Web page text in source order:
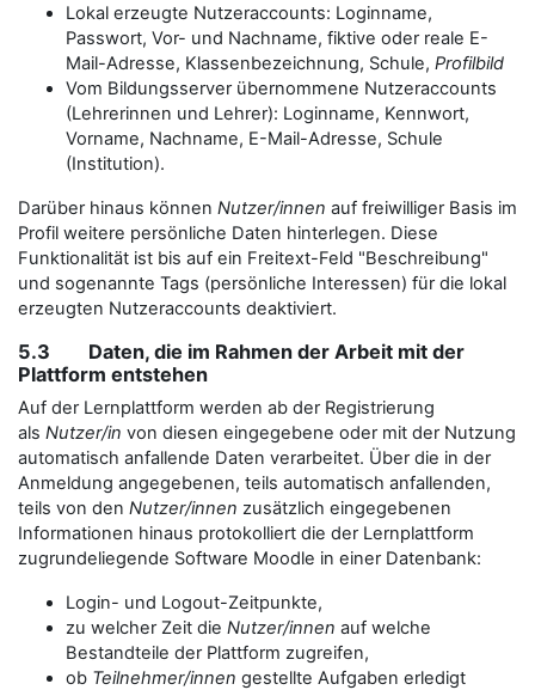
Lokal erzeugte Nutzeraccounts: Loginname,
Passwort, Vor- und Nachname, fiktive oder reale E-
Mail-Adresse, Klassenbezeichnung, Schule, Profilbild
Vom Bildungsserver übernommene Nutzeraccounts
(Lehrerinnen und Lehrer): Loginname, Kennwort,
Vorname, Nachname, E-Mail-Adresse, Schule
(Institution).
Darüber hinaus können Nutzer/innen auf freiwilliger Basis im
Profil weitere persönliche Daten hinterlegen. Diese
Funktionalität ist bis auf ein Freitext-Feld "Beschreibung"
und sogenannte Tags (persönliche Interessen) für die lokal
erzeugten Nutzeraccounts deaktiviert.
5.3 Daten, die im Rahmen der Arbeit mit der
Plattform entstehen
Auf der Lernplattform werden ab der Registrierung
als Nutzer/in von diesen eingegebene oder mit der Nutzung
automatisch anfallende Daten verarbeitet. Über die in der
Anmeldung angegebenen, teils automatisch anfallenden,
teils von den Nutzer/innen zusätzlich eingegebenen
Informationen hinaus protokolliert die der Lernplattform
zugrundeliegende Software Moodle in einer Datenbank:
Login- und Logout-Zeitpunkte,
zu welcher Zeit die Nutzer/innen auf welche
Bestandteile der Plattform zugreifen,
ob Teilnehmer/innen gestellte Aufgaben erledigt